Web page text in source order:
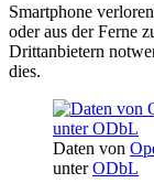
Smartphone
oder aus der Ferne
Drittanbietern
dies.
Daten von
unterODbL